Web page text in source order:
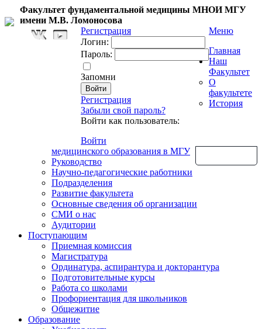
Факультет фундаментальной медицины МНОИ МГУ
имени М.В. Ломоносова
Регистрация
Логин:
Пароль:
Запомни
Регистрация
Забыли свой пароль?
Войти как пользователь:
Войти
Меню
Главная
Наш
Факультет
О
факультете
История
медицинского образования в МГУ
Руководство
Научно-педагогические работники
Подразделения
Развитие факультета
Основные сведения об организации
СМИ о нас
Аудитории
Поступающим
Приемная комиссия
Магистратура
Ординатура, аспирантура и докторантура
Подготовительные курсы
Работа со школами
Профориентация для школьников
Общежитие
Образование